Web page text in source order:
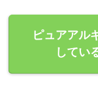
ピュアアル
してい